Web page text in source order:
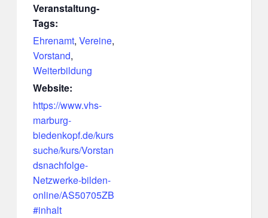
Veranstaltung-
Tags:
Ehrenamt, Vereine,
Vorstand,
Weiterbildung
Website:
https://www.vhs-
marburg-
biedenkopf.de/kurs
suche/kurs/Vorstan
dsnachfolge-
Netzwerke-bilden-
online/AS50705ZB
#inhalt